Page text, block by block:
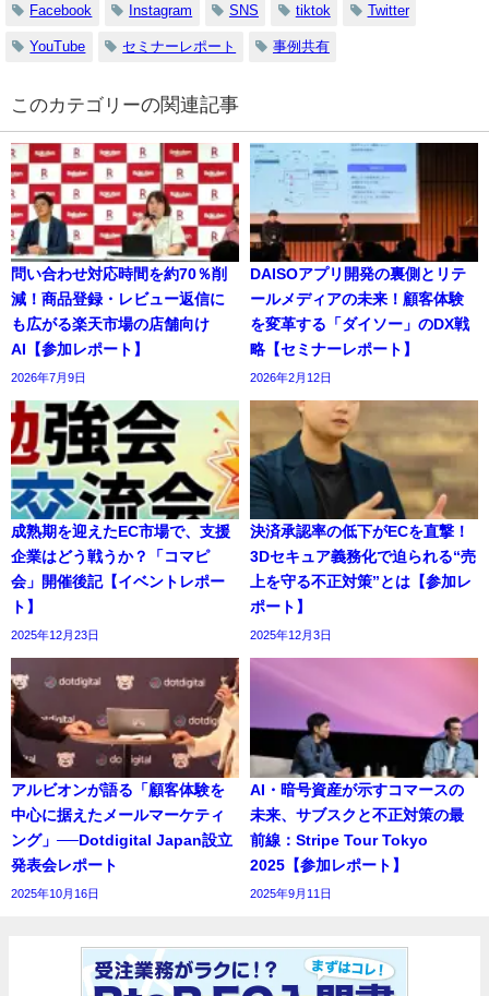
Facebook Instagram SNS tiktok Twitter
YouTube セミナーレポート 事例共有
の関連記事
問い合わせ対応時間を約70％削
減！商品登録・レビュー返信に
も広がる楽天市場の店舗向け
AI【参加レポート】
2026年7月9日
DAISOアプリ開発の裏側とリテ
ールメディアの未来！顧客体験
を変革する「ダイソー」のDX戦
略【セミナーレポート】
2026年2月12日
成熟期を迎えたEC市場で、支援
企業はどう戦うか？「コマピ
会」開催後記【イベントレポー
ト】
2025年12月23日
決済承認率の低下がECを直撃！
3Dセキュア義務化で迫られる“売
上を守る不正対策”とは【参加レ
ポート】
2025年12月3日
アルビオンが語る「顧客体験を
中心に据えたメールマーケティ
ング」──Dotdigital Japan設立
発表会レポート
2025年10月16日
AI・暗号資産が示すコマースの
未来、サブスクと不正対策の最
前線：Stripe Tour Tokyo
2025【参加レポート】
2025年9月11日